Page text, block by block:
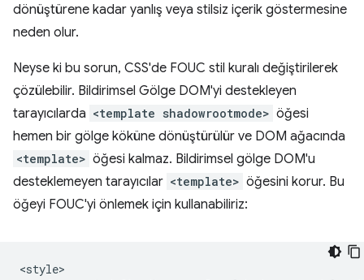
dönüştürene kadar yanlış veya stilsiz içerik göstermesine
neden olur.
Neyse ki bu sorun, CSS'de FOUC stil kuralı değiştirilerek
çözülebilir. Bildirimsel Gölge DOM'yi destekleyen
tarayıcılarda <template shadowrootmode> öğesi
hemen bir gölge köküne dönüştürülür ve DOM ağacında
<template> öğesi kalmaz. Bildirimsel gölge DOM'u
desteklemeyen tarayıcılar <template> öğesini korur. Bu
öğeyi FOUC'yi önlemek için kullanabiliriz:
<style>